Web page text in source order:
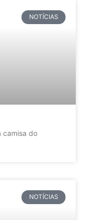
NOTÍCIAS
camisa do
NOTÍCIAS